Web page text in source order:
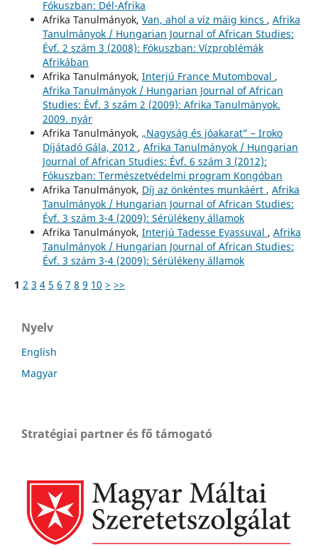
Fókuszban: Dél-Afrika
Afrika Tanulmányok, Van, ahol a víz máig kincs , Afrika
Tanulmányok / Hungarian Journal of African Studies:
Évf. 2 szám 3 (2008): Fókuszban: Vízproblémák
Afrikában
Afrika Tanulmányok, Interjú France Mutomboval ,
Afrika Tanulmányok / Hungarian Journal of African
Studies: Évf. 3 szám 2 (2009): Afrika Tanulmányok.
2009. nyár
Afrika Tanulmányok, „Nagyság és jóakarat” – Iroko
Díjátadó Gála, 2012 , Afrika Tanulmányok / Hungarian
Journal of African Studies: Évf. 6 szám 3 (2012):
Fókuszban: Természetvédelmi program Kongóban
Afrika Tanulmányok, Díj az önkéntes munkáért , Afrika
Tanulmányok / Hungarian Journal of African Studies:
Évf. 3 szám 3-4 (2009): Sérülékeny államok
Afrika Tanulmányok, Interjú Tadesse Eyassuval , Afrika
Tanulmányok / Hungarian Journal of African Studies:
Évf. 3 szám 3-4 (2009): Sérülékeny államok
1 2 3 4 5 6 7 8 9 10 > >>
Nyelv
English
Magyar
Stratégiai partner és fő támogató